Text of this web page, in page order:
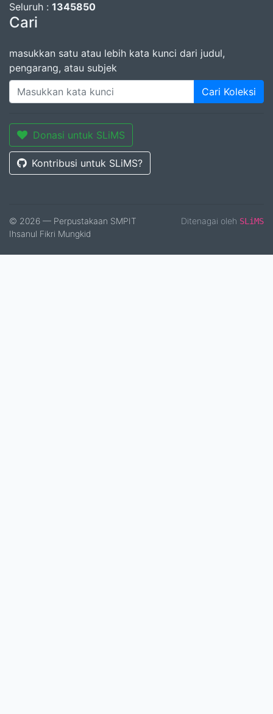
Seluruh : 1345850
Cari
masukkan satu atau lebih kata kunci dari judul,
pengarang, atau subjek
Cari Koleksi
Donasi untuk SLiMS
Kontribusi untuk SLiMS?
© 2026 — Perpustakaan SMPIT
Ihsanul Fikri Mungkid
Ditenagai oleh SLiMS